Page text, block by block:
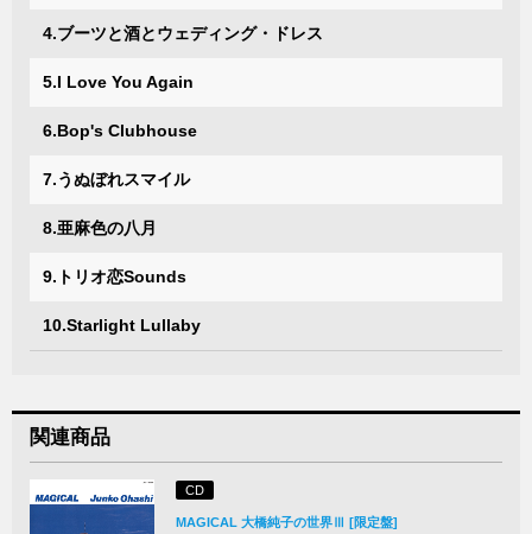
4.ブーツと酒とウェディング・ドレス
5.I Love You Again
6.Bop's Clubhouse
7.うぬぼれスマイル
8.亜麻色の八月
9.トリオ恋Sounds
10.Starlight Lullaby
関連商品
CD
MAGICAL 大橋純子の世界Ⅲ [限定盤]